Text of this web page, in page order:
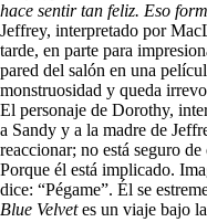
hace sentir tan feliz. Eso
Jeffrey, interpretado por
tarde, en parte para
pared del salón en una
monstruosidad y queda
El personaje de Dorothy,
a Sandy y a la madre de
reaccionar; no está seguro
Porque él está implicado.
dice: “Pégame”. Él se
Blue Velvetes un viaje bajo